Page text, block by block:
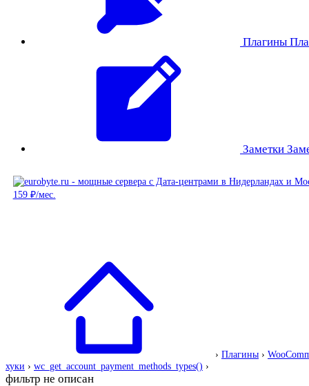
Плагины
Заметки
› Плагины ›
хуки › wc_get_account_payment_methods_types() ›
фильтр не описан